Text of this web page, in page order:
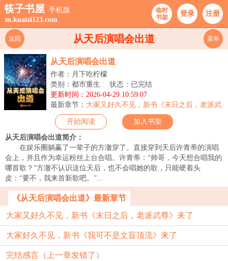
筷子书屋 手机版
m.kuaizi123.com
临时
书架
登录 注册
从天后演唱会出道
返回 菜单
从天后演唱会出道
作者：月下吃柠檬
类别：都市重生
状态：已完结
更新时间：2026-04-29 10:59:07
最新章节： 大家又好久不见，新书《末日之后，老派武
尊》来了
开始阅读
加入书架
从天后演唱会出道简介：
在娱乐圈躺赢了一辈子的方澈穿了。直接穿到天后许青蒂的演唱
会上，并且作为幸运粉丝上台合唱。许青蒂：“帅哥，今天想合唱我的
哪首歌？”方澈不认识这位天后，也不会唱她的歌，只能硬着头
皮：“要不，我来首新歌吧。”...
《从天后演唱会出道》最新章节
大家又好久不见，新书《末日之后，老派武尊》来了
大家好久不见，新书《我可不是文盲顶流》来了
完结感言（上一章发错了）